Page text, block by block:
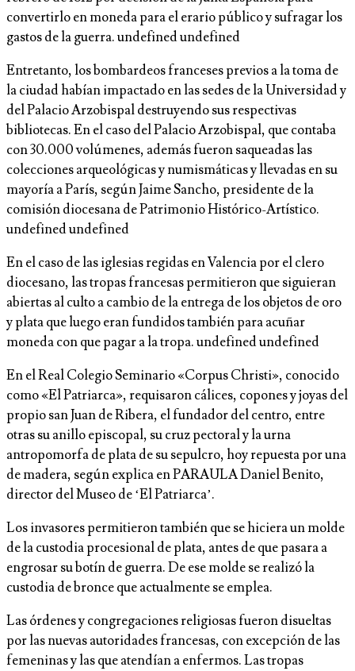
convertirlo en moneda para el erario público y sufragar los
gastos de la guerra. undefined undefined
Entretanto, los bombardeos franceses previos a la toma de
la ciudad habían impactado en las sedes de la Universidad y
del Palacio Arzobispal destruyendo sus respectivas
bibliotecas. En el caso del Palacio Arzobispal, que contaba
con 30.000 volúmenes, además fueron saqueadas las
colecciones arqueológicas y numismáticas y llevadas en su
mayoría a París, según Jaime Sancho, presidente de la
comisión diocesana de Patrimonio Histórico-Artístico.
undefined undefined
En el caso de las iglesias regidas en Valencia por el clero
diocesano, las tropas francesas permitieron que siguieran
abiertas al culto a cambio de la entrega de los objetos de oro
y plata que luego eran fundidos también para acuñar
moneda con que pagar a la tropa. undefined undefined
En el Real Colegio Seminario «Corpus Christi», conocido
como «El Patriarca», requisaron cálices, copones y joyas del
propio san Juan de Ribera, el fundador del centro, entre
otras su anillo episcopal, su cruz pectoral y la urna
antropomorfa de plata de su sepulcro, hoy repuesta por una
de madera, según explica en PARAULA Daniel Benito,
director del Museo de ‘El Patriarca’.
Los invasores permitieron también que se hiciera un molde
de la custodia procesional de plata, antes de que pasara a
engrosar su botín de guerra. De ese molde se realizó la
custodia de bronce que actualmente se emplea.
Las órdenes y congregaciones religiosas fueron disueltas
por las nuevas autoridades francesas, con excepción de las
femeninas y las que atendían a enfermos. Las tropas